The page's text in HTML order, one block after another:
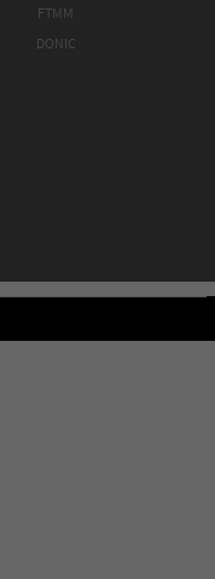
FTMM
DONIC